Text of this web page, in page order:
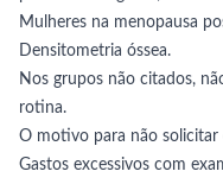
Mulheres na menopausa
Densitometria óssea.
Nos grupos não citados,
rotina.
O motivo para não solicitar
Gastos excessivos com